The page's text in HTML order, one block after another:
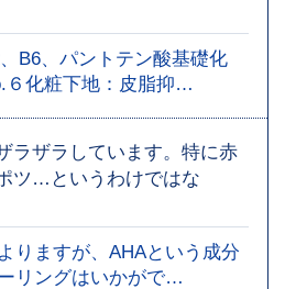
B6、パントテン酸基礎化
６化粧下地：皮脂抑…
ラザラしています。特に赤
ツ…というわけではな
りますが、AHAという成分
リングはいかがで…